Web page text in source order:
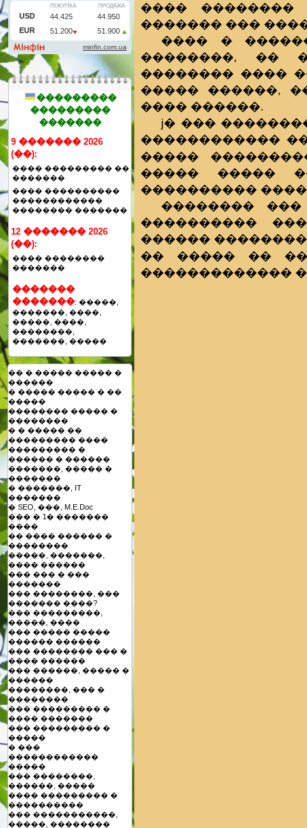
���������
���������
�������
9 ������� 2026
(��):
���� ��������� ��
�������
���� ����������
������������
�������� �������
12 ������� 2026
(��):
���� ��������
�������
�������
�������: �����,
�������, ����,
�����, ����,
��������,
�������, �����
�� � ����� ����� �
������
� ����� ����� � ��
�����
�������� ����� �
��������
� � ����� ��
��������� ����
��������� �
������ � ������
�������, ����� �
�������
� �������, IT
�������
� SEO, ���, M.E.Doc
��� � 1� �������
����
�� ���� ������ �
��������
�����, �������,
���� ������
��� ��� � ���
�������
��� ��������, ���
������� ����?
��� ���������,
�����, ����
��� ����� �����
������ ������
��� �������� ��� �
���� ������
��� ������, ����� �
������
��������, ��� �
��������
��� ��������� �
���� �������
��� ��������� �
�����
� ���
������������
�����
��� ��������,
������, �����
���� ��������� �
����������
��� �����������,
�����, ��������
���� ��������
������� ���
���� �
��������, ��
�������� ����
����� ������,
���� ������.
ϳ� ���
������������
�����
����� �����
����������
�������� ���
����������
������
�� ����� ��
�������������